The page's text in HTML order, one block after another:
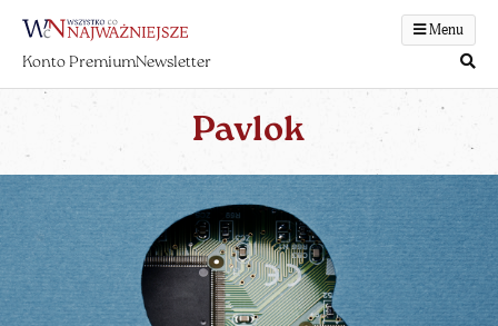
Menu
Konto PremiumNewsletter
Pavlok